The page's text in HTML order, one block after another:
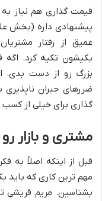
قیمت گذاری هم نیاز به
پیشنهادی داره (بخش
عمیق از رفتار
یکیشون تکیه کرد. اگه
بزرگ رو از دست بدی.
ضررهای جبران
گذاری برای خیلی از
مشتری و بازار
قبل از اینکه اصلاً به
مهم ترین کاری که باید
بشناسین. مریم قریشی